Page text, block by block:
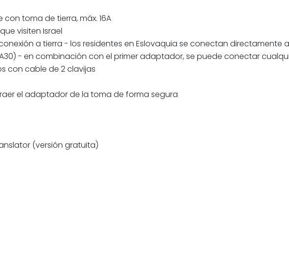
toma de tierra, máx. 16A
visiten Israel
a tierra - los residentes en Eslovaquia se conectan directamente
- en combinación con el primer adaptador, se puede conectar
con cable de 2 clavijas
el adaptador de la toma de forma segura
(versión gratuita)